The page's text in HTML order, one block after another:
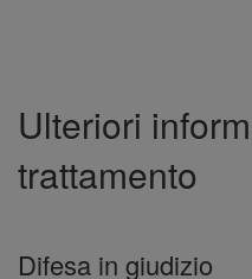
Ulteriori
trattamento
Difesa in giudizio